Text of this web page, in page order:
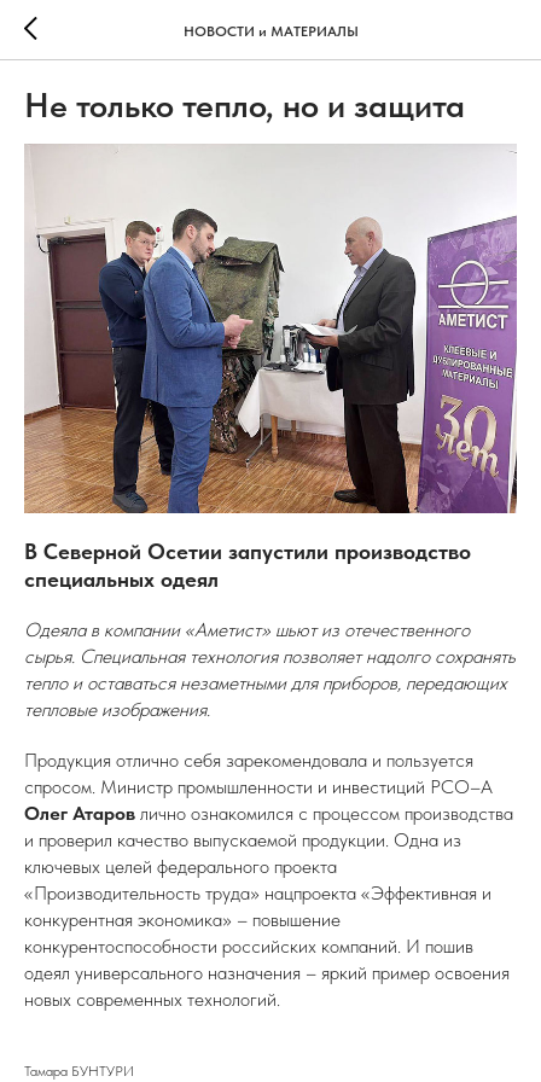
НОВОСТИ и МАТЕРИАЛЫ
Не только тепло, но и защита
В Северной Осетии запустили производство
специальных одеял
Одеяла в компании «Аметист» шьют из отечественного
сырья. Специальная технология позволяет надолго сохранять
тепло и оставаться незаметными для приборов, передающих
тепловые изображения.
Продукция отлично себя зарекомендовала и пользуется
спросом. Министр промышленности и инвестиций РСО–А
Олег Атаров лично ознакомился с процессом производства
и проверил качество выпускаемой продукции. Одна из
ключевых целей федерального проекта
«Производительность труда» нацпроекта «Эффективная и
конкурентная экономика» – повышение
конкурентоспособности российских компаний. И пошив
одеял универсального назначения – яркий пример освоения
новых современных технологий.
Тамара БУНТУРИ